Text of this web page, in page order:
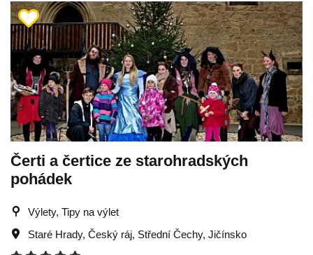
Čerti a čertice ze starohradských
pohádek
Výlety, Tipy na výlet
Staré Hrady, Český ráj, Střední Čechy, Jičínsko